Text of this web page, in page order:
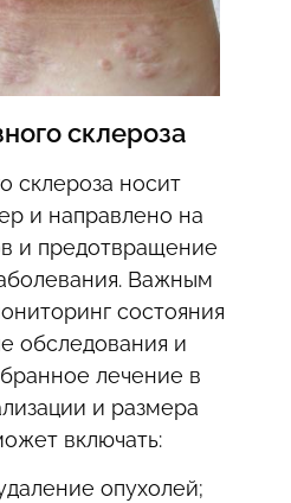
склероза
склероза носит
и направлено на
и предотвращение
Важным
состояния
обследования и
лечение в
и размера
включать:
опухолей;